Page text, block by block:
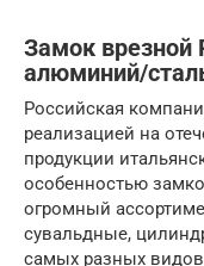
Замок врезной
алюминий/
Российская
реализацией на
продукции
особенностью
огромный
сувальдные,
самых разных